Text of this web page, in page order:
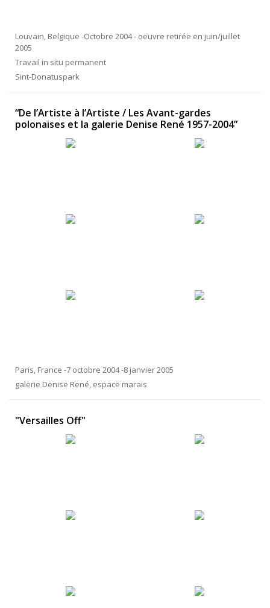
Louvain, Belgique -Octobre 2004 - oeuvre retirée en juin/juillet
2005
Travail in situ permanent
Sint-Donatuspark
“De l’Artiste à l’Artiste / Les Avant-gardes
polonaises et la galerie Denise René 1957-2004”
Paris, France -7 octobre 2004 -8 janvier 2005
galerie Denise René, espace marais
"Versailles Off"